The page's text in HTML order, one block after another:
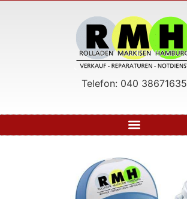
Telefon: 040 38671635